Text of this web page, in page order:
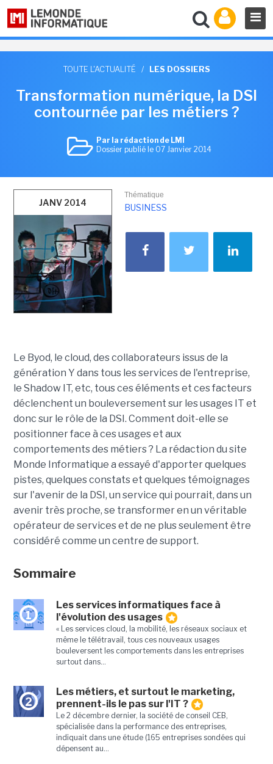
TOUTE L'ACTUALITÉ / LES DOSSIERS
Transformation numérique, la DSI
contournée par les métiers ?
Par la rédaction de LMI
Dossier publié le 07 Janvier 2014
JANV 2014
Thématique
BUSINESS
Le Byod, le cloud, des collaborateurs issus de la
génération Y dans tous les services de l'entreprise,
le Shadow IT, etc, tous ces éléments et ces facteurs
déclenchent un bouleversement sur les usages IT et
donc sur le rôle de la DSI. Comment doit-elle se
positionner face à ces usages et aux
comportements des métiers ? La rédaction du site
Monde Informatique a essayé d'apporter quelques
pistes, quelques constats et quelques témoignages
sur l'avenir de la DSI, un service qui pourrait, dans un
avenir très proche, se transformer en un véritable
opérateur de services et de ne plus seulement être
considéré comme un centre de support.
Sommaire
1
Les services informatiques face à
l'évolution des usages
« Les services cloud, la mobilité, les réseaux sociaux et
même le télétravail, tous ces nouveaux usages
bouleversent les comportements dans les entreprises
surtout dans...
2
Les métiers, et surtout le marketing,
prennent-ils le pas sur l'IT ?
Le 2 décembre dernier, la société de conseil CEB,
spécialisée dans la performance des entreprises,
indiquait dans une étude (165 entreprises sondées qui
dépensent au...